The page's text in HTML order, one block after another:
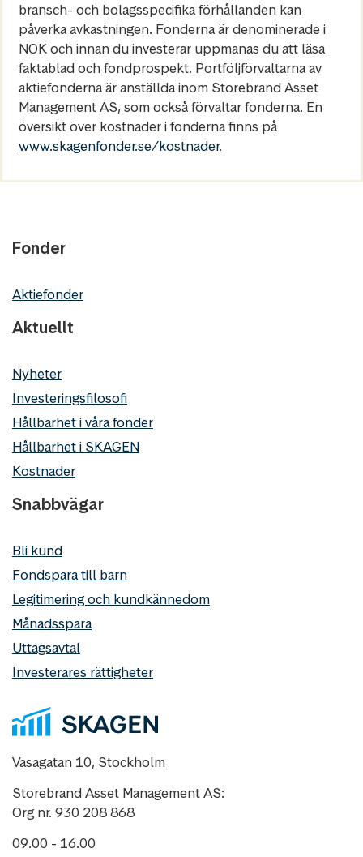
bransch- och bolagsspecifika förhållanden kan
påverka avkastningen. Fonderna är denominerade i
NOK och innan du investerar uppmanas du att läsa
faktablad och fondprospekt. Portföljförvaltarna av
aktiefonderna är anställda inom Storebrand Asset
Management AS, som också förvaltar fonderna. En
översikt över kostnader i fonderna finns på
www.skagenfonder.se/kostnader.
Fonder
Aktiefonder
Aktuellt
Nyheter
Investeringsfilosofi
Hållbarhet i våra fonder
Hållbarhet i SKAGEN
Kostnader
Snabbvägar
Bli kund
Fondspara till barn
Legitimering och kundkännedom
Månadsspara
Uttagsavtal
Investerares rättigheter
Vasagatan 10, Stockholm
Storebrand Asset Management AS:
Org nr. 930 208 868
09.00 - 16.00